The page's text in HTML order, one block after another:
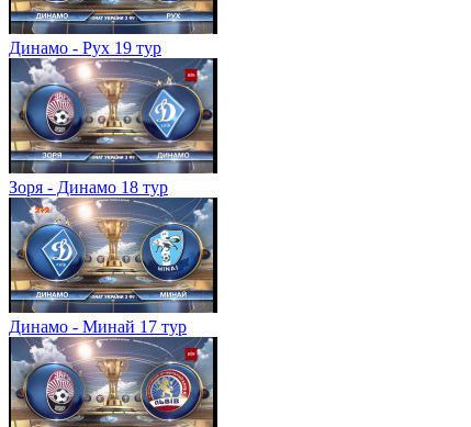
Динамо - Рух 19 тур
Зоря - Динамо 18 тур
Динамо - Минай 17 тур